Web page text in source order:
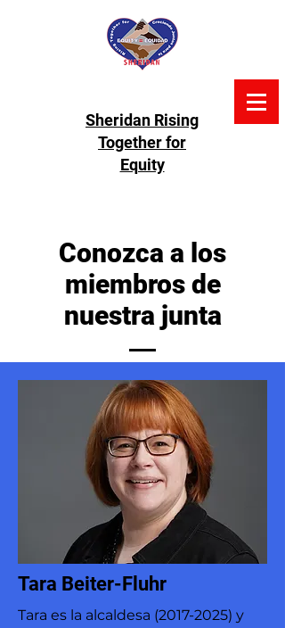
Sheridan Rising
Together for
Equity
Conozca a los
miembros de
nuestra junta
Tara Beiter-Fluhr
Tara es la alcaldesa (2017-2025) y